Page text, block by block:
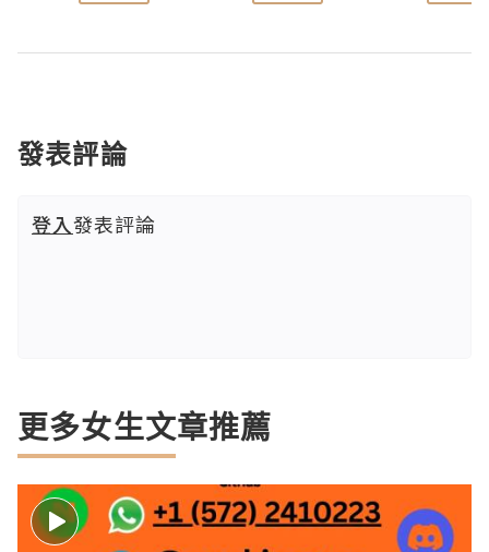
發表評論
登入發表評論
更多女生文章推薦